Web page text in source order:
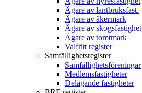
Ägare av lantbruksfast.
Ägare av åkermark
Ägare av skogsfastighet
Ägare av tomtmark
Valfritt register
Samfällighetsregister
Samfällighetsföreningar
Medlemsfastigheter
Delägande fastigheter